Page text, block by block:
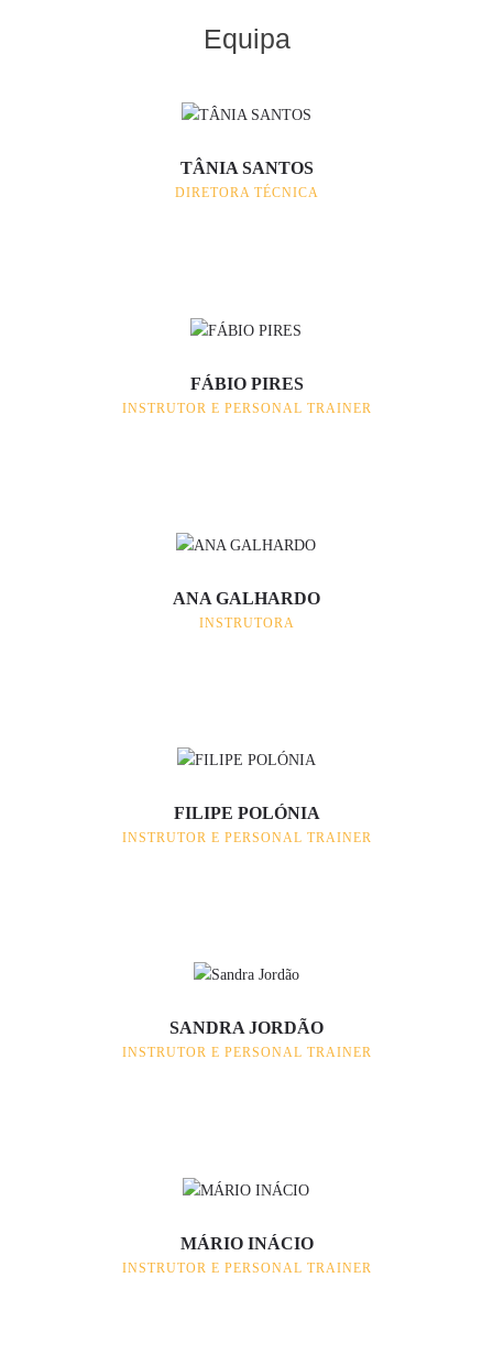
Equipa
TÂNIA SANTOS
DIRETORA TÉCNICA
FÁBIO PIRES
INSTRUTOR E PERSONAL TRAINER
ANA GALHARDO
INSTRUTORA
FILIPE POLÓNIA
INSTRUTOR E PERSONAL TRAINER
SANDRA JORDÃO
INSTRUTOR E PERSONAL TRAINER
MÁRIO INÁCIO
INSTRUTOR E PERSONAL TRAINER